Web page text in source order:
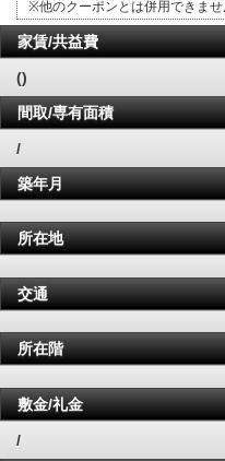
※他のクーポンとは併用できませ
家賃/共益費
()
間取/専有面積
/
築年月
所在地
交通
所在階
敷金/礼金
/